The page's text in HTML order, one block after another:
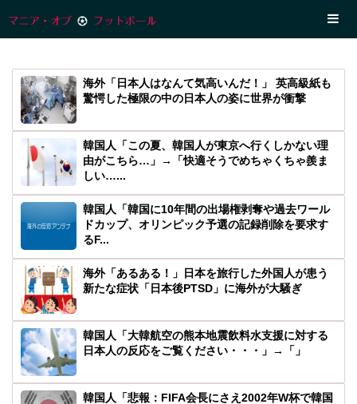
海外「日本人はなんて気高いんだ！」 英高級紙も
驚愕した極限の中の日本人の姿に世界が衝撃
韓国人「この夏、韓国人が東京へ行くしかない理
由がこちら…」→「快適そうでめちゃくちゃ羨ま
しい…...
韓国人「韓国に10年間の出場権剥奪や過去ワール
ドカップ、オリンピック予選の記録削除を要求す
るF...
海外「あるある！」日本を旅行した外国人が患う
新たな症状「日本後PTSD」に海外が大騒ぎ
韓国人「大韓航空の熊本地震飲料水支援に対する
日本人の反応をご覧ください・・・」→「」
韓国人「悲報：FIFA会長にさえ2002年W杯で韓国